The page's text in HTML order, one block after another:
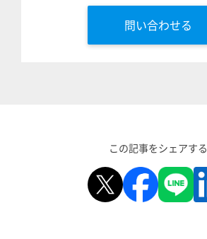
問い合わせる
この記事をシェアする